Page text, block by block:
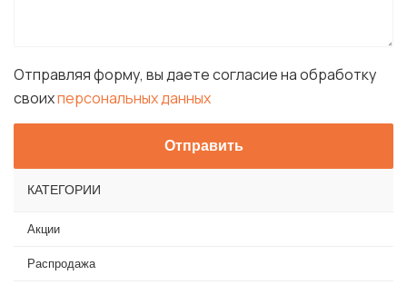
Отправляя форму, вы даете согласие на обработку
своихперсональных данных
КАТЕГОРИИ
Акции
Распродажа